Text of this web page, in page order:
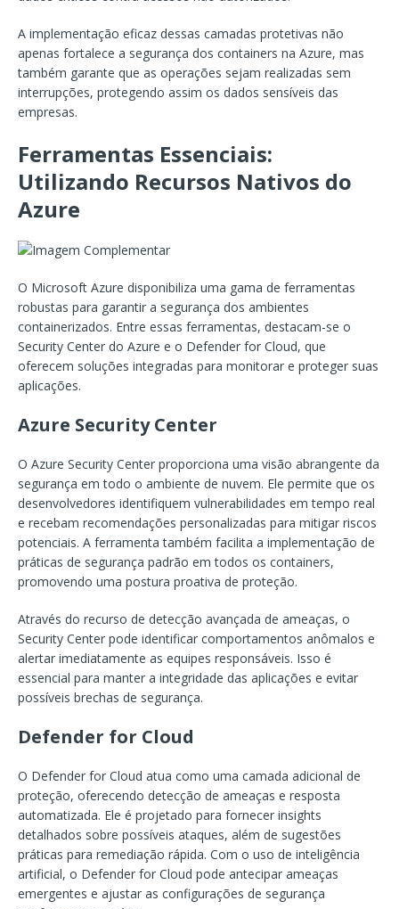
A implementação eficaz dessas camadas protetivas não
apenas fortalece a segurança dos containers na Azure, mas
também garante que as operações sejam realizadas sem
interrupções, protegendo assim os dados sensíveis das
empresas.
Ferramentas Essenciais:
Utilizando Recursos Nativos do
Azure
O Microsoft Azure disponibiliza uma gama de ferramentas
robustas para garantir a segurança dos ambientes
containerizados. Entre essas ferramentas, destacam-se o
Security Center do Azure e o Defender for Cloud, que
oferecem soluções integradas para monitorar e proteger suas
aplicações.
Azure Security Center
O Azure Security Center proporciona uma visão abrangente da
segurança em todo o ambiente de nuvem. Ele permite que os
desenvolvedores identifiquem vulnerabilidades em tempo real
e recebam recomendações personalizadas para mitigar riscos
potenciais. A ferramenta também facilita a implementação de
práticas de segurança padrão em todos os containers,
promovendo uma postura proativa de proteção.
Através do recurso de detecção avançada de ameaças, o
Security Center pode identificar comportamentos anômalos e
alertar imediatamente as equipes responsáveis. Isso é
essencial para manter a integridade das aplicações e evitar
possíveis brechas de segurança.
Defender for Cloud
O Defender for Cloud atua como uma camada adicional de
proteção, oferecendo detecção de ameaças e resposta
automatizada. Ele é projetado para fornecer insights
detalhados sobre possíveis ataques, além de sugestões
práticas para remediação rápida. Com o uso de inteligência
artificial, o Defender for Cloud pode antecipar ameaças
emergentes e ajustar as configurações de segurança